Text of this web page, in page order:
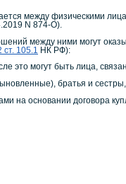
между физическими
N 874-О).
между ними могут
ст. 105.1
НК РФ):
это могут быть лица,
братья и
основании договора